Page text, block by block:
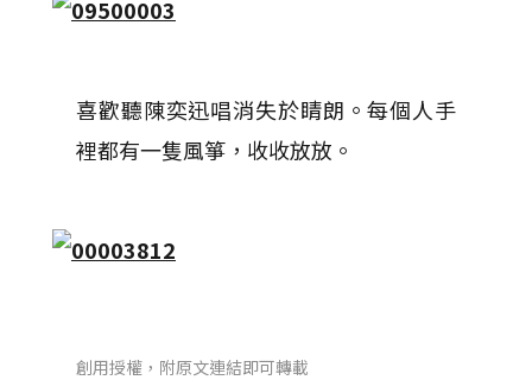
喜歡聽陳奕迅唱消失於睛朗。每個人手
裡都有一隻風箏，收收放放。
創用授權，附原文連結即可轉載